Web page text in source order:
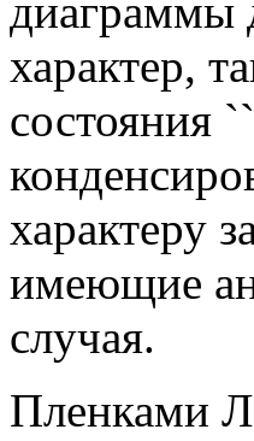
диаграммы
характер,
состояния
характеру
имеющие
случая.
Пленками